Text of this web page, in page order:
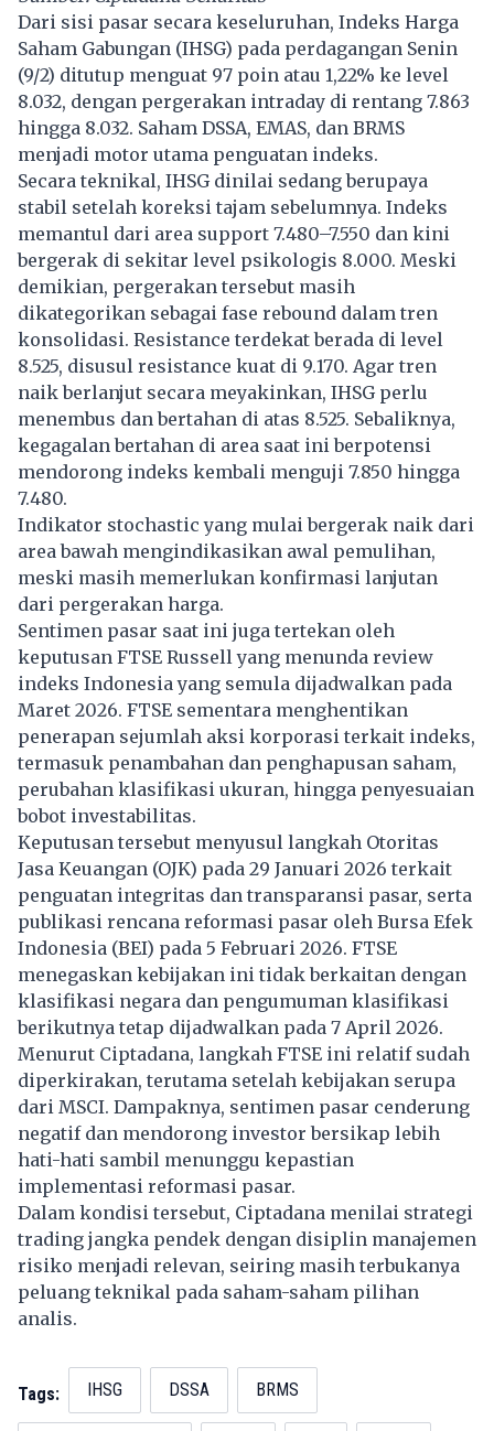
Dari sisi pasar secara keseluruhan, Indeks Harga
Saham Gabungan (IHSG) pada perdagangan Senin
(9/2) ditutup menguat 97 poin atau 1,22% ke level
8.032, dengan pergerakan intraday di rentang 7.863
hingga 8.032. Saham DSSA, EMAS, dan BRMS
menjadi motor utama penguatan indeks.
Secara teknikal, IHSG dinilai sedang berupaya
stabil setelah koreksi tajam sebelumnya. Indeks
memantul dari area support 7.480–7.550 dan kini
bergerak di sekitar level psikologis 8.000. Meski
demikian, pergerakan tersebut masih
dikategorikan sebagai fase rebound dalam tren
konsolidasi. Resistance terdekat berada di level
8.525, disusul resistance kuat di 9.170. Agar tren
naik berlanjut secara meyakinkan, IHSG perlu
menembus dan bertahan di atas 8.525. Sebaliknya,
kegagalan bertahan di area saat ini berpotensi
mendorong indeks kembali menguji 7.850 hingga
7.480.
Indikator stochastic yang mulai bergerak naik dari
area bawah mengindikasikan awal pemulihan,
meski masih memerlukan konfirmasi lanjutan
dari pergerakan harga.
Sentimen pasar saat ini juga tertekan oleh
keputusan FTSE Russell yang menunda review
indeks Indonesia yang semula dijadwalkan pada
Maret 2026. FTSE sementara menghentikan
penerapan sejumlah aksi korporasi terkait indeks,
termasuk penambahan dan penghapusan saham,
perubahan klasifikasi ukuran, hingga penyesuaian
bobot investabilitas.
Keputusan tersebut menyusul langkah Otoritas
Jasa Keuangan (OJK) pada 29 Januari 2026 terkait
penguatan integritas dan transparansi pasar, serta
publikasi rencana reformasi pasar oleh Bursa Efek
Indonesia (BEI) pada 5 Februari 2026. FTSE
menegaskan kebijakan ini tidak berkaitan dengan
klasifikasi negara dan pengumuman klasifikasi
berikutnya tetap dijadwalkan pada 7 April 2026.
Menurut Ciptadana, langkah FTSE ini relatif sudah
diperkirakan, terutama setelah kebijakan serupa
dari MSCI. Dampaknya, sentimen pasar cenderung
negatif dan mendorong investor bersikap lebih
hati-hati sambil menunggu kepastian
implementasi reformasi pasar.
Dalam kondisi tersebut, Ciptadana menilai strategi
trading jangka pendek dengan disiplin manajemen
risiko menjadi relevan, seiring masih terbukanya
peluang teknikal pada saham-saham pilihan
analis.
Tags: IHSG DSSA BRMS